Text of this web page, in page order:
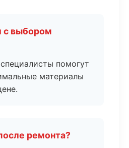
с выбором
помогут
материалы
ремонта?